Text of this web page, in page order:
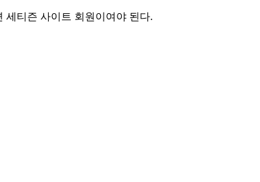
세티즌 사이트 회원이여야 된다.